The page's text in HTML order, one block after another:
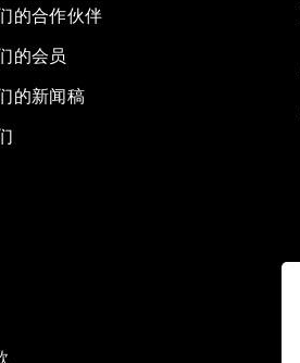
的合作伙伴
的会员
的新闻稿